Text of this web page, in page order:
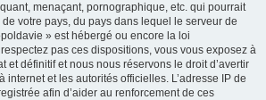
menaçant, pornographique, etc. qui pourrait
votre pays, du pays dans lequel le serveur de
» est hébergé ou encore la loi
pas ces dispositions, vous vous exposez à
et définitif et nous nous réservons le droit d’avertir
internet et les autorités officielles. L’adresse IP de
afin d’aider au renforcement de ces